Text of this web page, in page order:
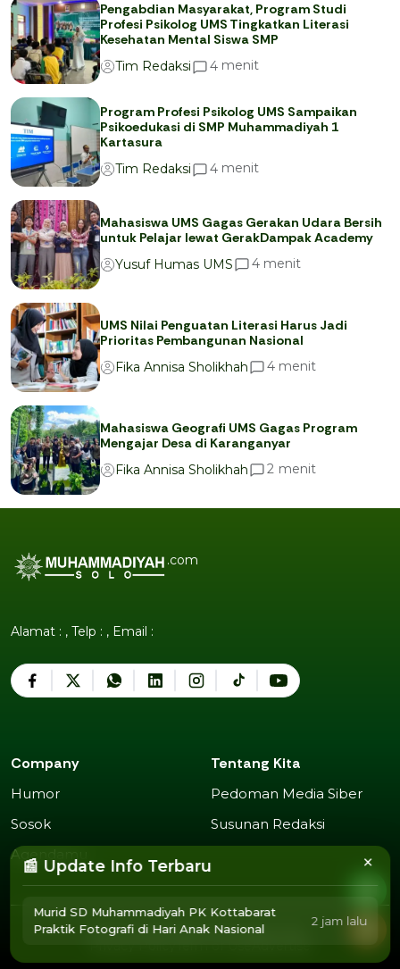
Pengabdian Masyarakat, Program Studi
Profesi Psikolog UMS Tingkatkan Literasi
Kesehatan Mental Siswa SMP
Tim Redaksi
4 menit
Program Profesi Psikolog UMS Sampaikan
Psikoedukasi di SMP Muhammadiyah 1
Kartasura
Tim Redaksi
4 menit
Mahasiswa UMS Gagas Gerakan Udara Bersih
untuk Pelajar lewat GerakDampak Academy
Yusuf Humas UMS
4 menit
UMS Nilai Penguatan Literasi Harus Jadi
Prioritas Pembangunan Nasional
Fika Annisa Sholikhah
4 menit
Mahasiswa Geografi UMS Gagas Program
Mengajar Desa di Karanganyar
Fika Annisa Sholikhah
2 menit
.com
Alamat : , Telp : , Email :
Company
Humor
Sosok
Agendamu
Agendamu
Tentang Kita
Pedoman Media Siber
Susunan Redaksi
2025 Copyright @Muhammadiyah Solo
📰 Update Info Terbaru
Murid SD Muhammadiyah PK Kottabarat
Praktik Fotografi di Hari Anak Nasional
2 jam lalu
×